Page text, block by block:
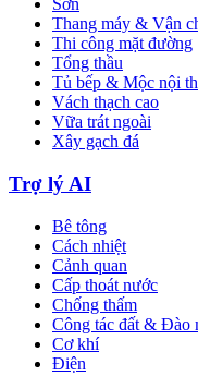
Sơn
Thang máy & Vận
Thi công mặt đường
Tổng thầu
Tủ bếp & Mộc nội
Vách thạch cao
Vữa trát ngoài
Xây gạch đá
Trợ lý AI
Bê tông
Cách nhiệt
Cảnh quan
Cấp thoát nước
Chống thấm
Công tác đất & Đào
Cơ khí
Điện